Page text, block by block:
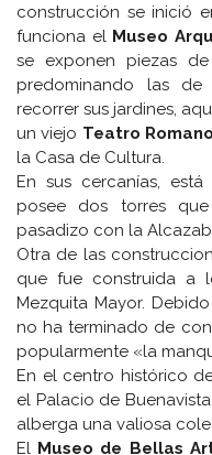
construcción se inició
funciona el Museo
se exponen piezas
predominando las
recorrer sus jardines,
un viejo Teatro Romano
la Casa de Cultura.
En sus cercanías, está
posee dos torres
pasadizo con la
Otra de las
que fue construida a
Mezquita Mayor.
no ha terminado de
popularmente «la
En el centro histórico
el Palacio de
alberga una valiosa
El Museo de Bellas